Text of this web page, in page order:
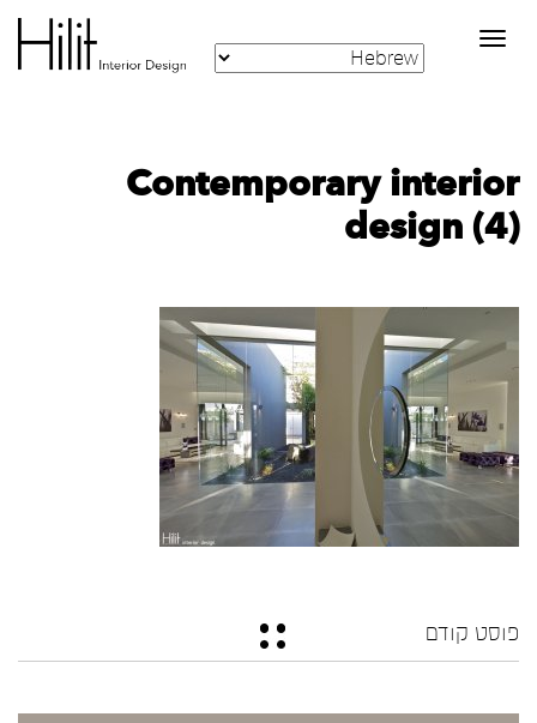
Toggle
navigation
Contemporary interior
design (4)
פוסט קודם